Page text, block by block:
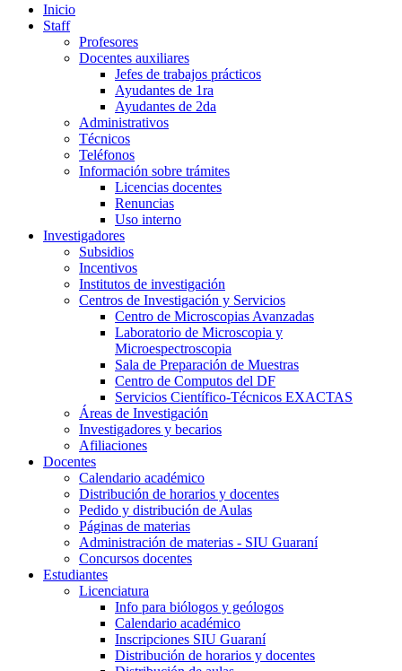
Inicio
Staff
Profesores
Docentes auxiliares
Jefes de trabajos prácticos
Ayudantes de 1ra
Ayudantes de 2da
Administrativos
Técnicos
Teléfonos
Información sobre trámites
Licencias docentes
Renuncias
Uso interno
Investigadores
Subsidios
Incentivos
Institutos de investigación
Centros de Investigación y Servicios
Centro de Microscopias Avanzadas
Laboratorio de Microscopia y
Microespectroscopia
Sala de Preparación de Muestras
Centro de Computos del DF
Servicios Científico-Técnicos EXACTAS
Áreas de Investigación
Investigadores y becarios
Afiliaciones
Docentes
Calendario académico
Distribución de horarios y docentes
Pedido y distribución de Aulas
Páginas de materias
Administración de materias - SIU Guaraní
Concursos docentes
Estudiantes
Licenciatura
Info para biólogos y geólogos
Calendario académico
Inscripciones SIU Guaraní
Distribución de horarios y docentes